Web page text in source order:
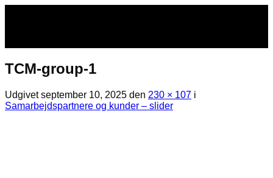
TCM-group-1
Udgivetseptember 10, 2025 den 230 × 107 i
Samarbejdspartnere og kunder – slider